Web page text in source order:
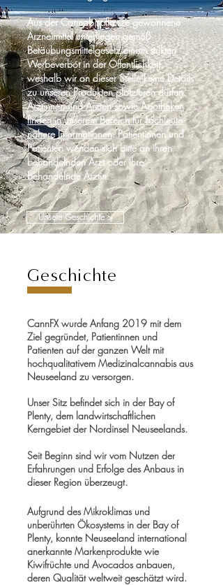
Aus der Cannabispflanze gewonnene
Arzneimittel unterliegen gemäß
Betäubungsmittelgesetz einem strikten
Werbeverbot in der Öffentlichkeit,
weshalb wir an dieser Stelle keine Details
zu unseren Produkten platzieren dürfen.
Ärztinnen und Ärzten sowie Apotheken
finden in unserem Bereich für Fachleute
nähere Informationen. Patientinnen und
Patienten wenden sich bitte an ihren
behandelnden Arzt oder ihre
behandelnde Ärztin.
Unsere Geschichte >
Geschichte
CannFX wurde Anfang 2019 mit dem
Ziel gegründet, Patientinnen und
Patienten auf der ganzen Welt mit
hochqualitativem Medizinalcannabis aus
Neuseeland zu versorgen.
Unser Sitz befindet sich in der Bay of
Plenty, dem landwirtschaftlichen
Kerngebiet der Nordinsel Neuseelands.
Seit Beginn sind wir vom Nutzen der
Erfahrungen und Erfolge des Anbaus in
dieser Region überzeugt.
Aufgrund des Mikroklimas und
unberührten Ökosystems in der Bay of
Plenty, konnte Neuseeland international
anerkannte Markenprodukte wie
Kiwifrüchte und Avocados anbauen,
deren Qualität weltweit geschätzt wird.